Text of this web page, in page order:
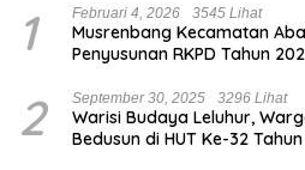
1 Februari 4, 2026 3545 Lihat
Musrenbang Kecamatan
Penyusunan RKPD Tahun
2 September 30, 2025 3296 Lihat
Warisi Budaya Leluhur,
Bedusun di HUT Ke-32